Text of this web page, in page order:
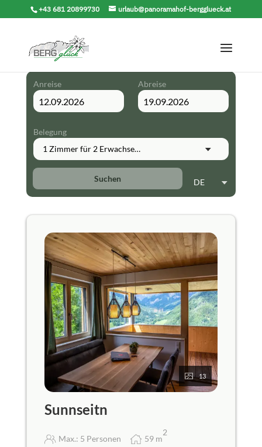
+43 681 20899730 urlaub@panoramahof-bergglueck.at
Anreise Abreise
Belegung
1 Zimmerfür 2 Erwachsene
Suchen DE
13
Sunnseitn
Max.: 5 Personen 59m
2